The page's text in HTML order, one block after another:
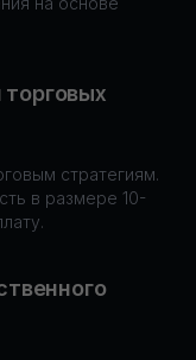
стратегиям.
в размере 10-